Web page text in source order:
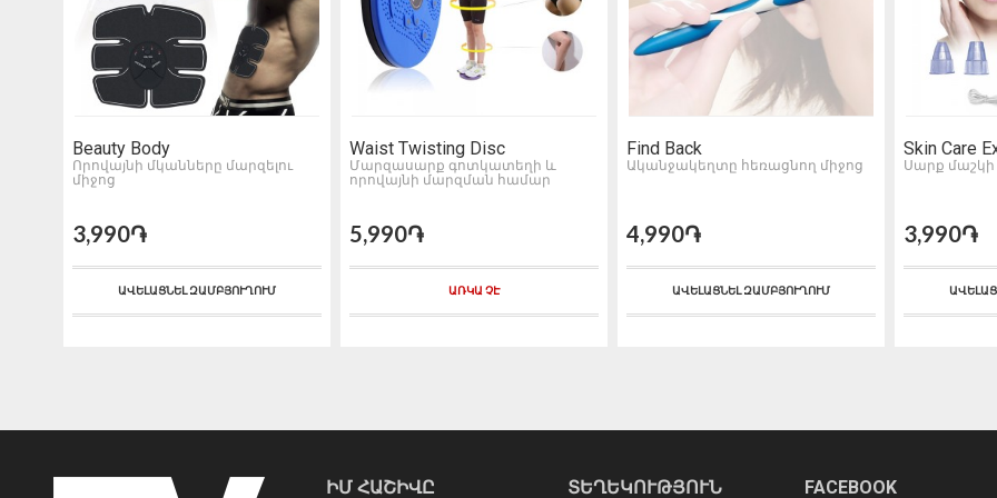
Beauty Body
Որովայնի մկանները մարզելու
միջոց
3,990֏
ԱՎԵԼԱՑՆԵԼ ԶԱՄԲՅՈՒՂՈՒՄ
Waist Twisting Disc
Մարզասարք գոտկատեղի և
որովայնի մարզման համար
5,990֏
ԱՌԿԱ ՉԷ
Find Back
Ականջակեղտը հեռացնող միջոց
4,990֏
ԱՎԵԼԱՑՆԵԼ ԶԱՄԲՅՈՒՂՈՒՄ
Skin Care
Սարք
3,990֏
ԻՄ ՀԱՇԻՎԸ ՏԵՂԵԿՈՒԹՅՈՒՆ FACEBOOK